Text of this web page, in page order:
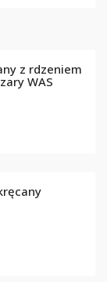
z rdzeniem
WAS